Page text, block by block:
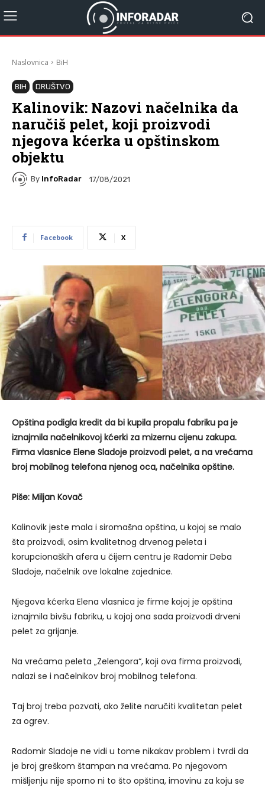
Naslovnica BiH
BIH DRUŠTVO
Kalinovik: Nazovi načelnika da
naručiš pelet, koji proizvodi
njegova kćerka u opštinskom
objektu
By InfoRadar 17/08/2021
Facebook X
Opština podigla kredit da bi kupila propalu fabriku pa je
iznajmila načelnikovoj kćerki za mizernu cijenu zakupa.
Firma vlasnice Elene Sladoje proizvodi pelet, a na vrećama
broj mobilnog telefona njenog oca, načelnika opštine.
Piše: Miljan Kovač
Kalinovik jeste mala i siromašna opština, u kojoj se malo
šta proizvodi, osim kvalitetnog drvenog peleta i
korupcionaških afera u čijem centru je Radomir Deba
Sladoje, načelnik ove lokalne zajednice.
Njegova kćerka Elena vlasnica je firme kojoj je opština
iznajmila bivšu fabriku, u kojoj ona sada proizvodi drveni
pelet za grijanje.
Na vrećama peleta „Zelengora“, koji ova firma proizvodi,
nalazi se i načelnikov broj mobilnog telefona.
Taj broj treba pozvati, ako želite naručiti kvalitetan pelet
za ogrev.
Radomir Sladoje ne vidi u tome nikakav problem i tvrdi da
je broj greškom štampan na vrećama. Po njegovom
mišljenju nije sporno ni to što opština, imovinu za koju se